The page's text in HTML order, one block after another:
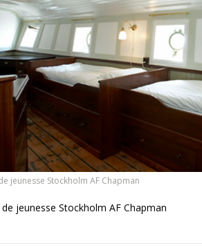
jeunesse Stockholm AF Chapman
jeunesse Stockholm AF Chapman